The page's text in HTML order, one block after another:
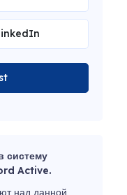
систему
Active.
над данной